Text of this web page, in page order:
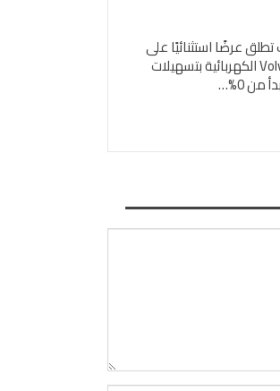
تطلق عرضًا استثنائيًا على
Volvo EX30 الكهربائية بتسهيلات
0%…